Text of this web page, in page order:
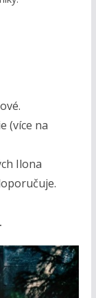
(více na
Ilona